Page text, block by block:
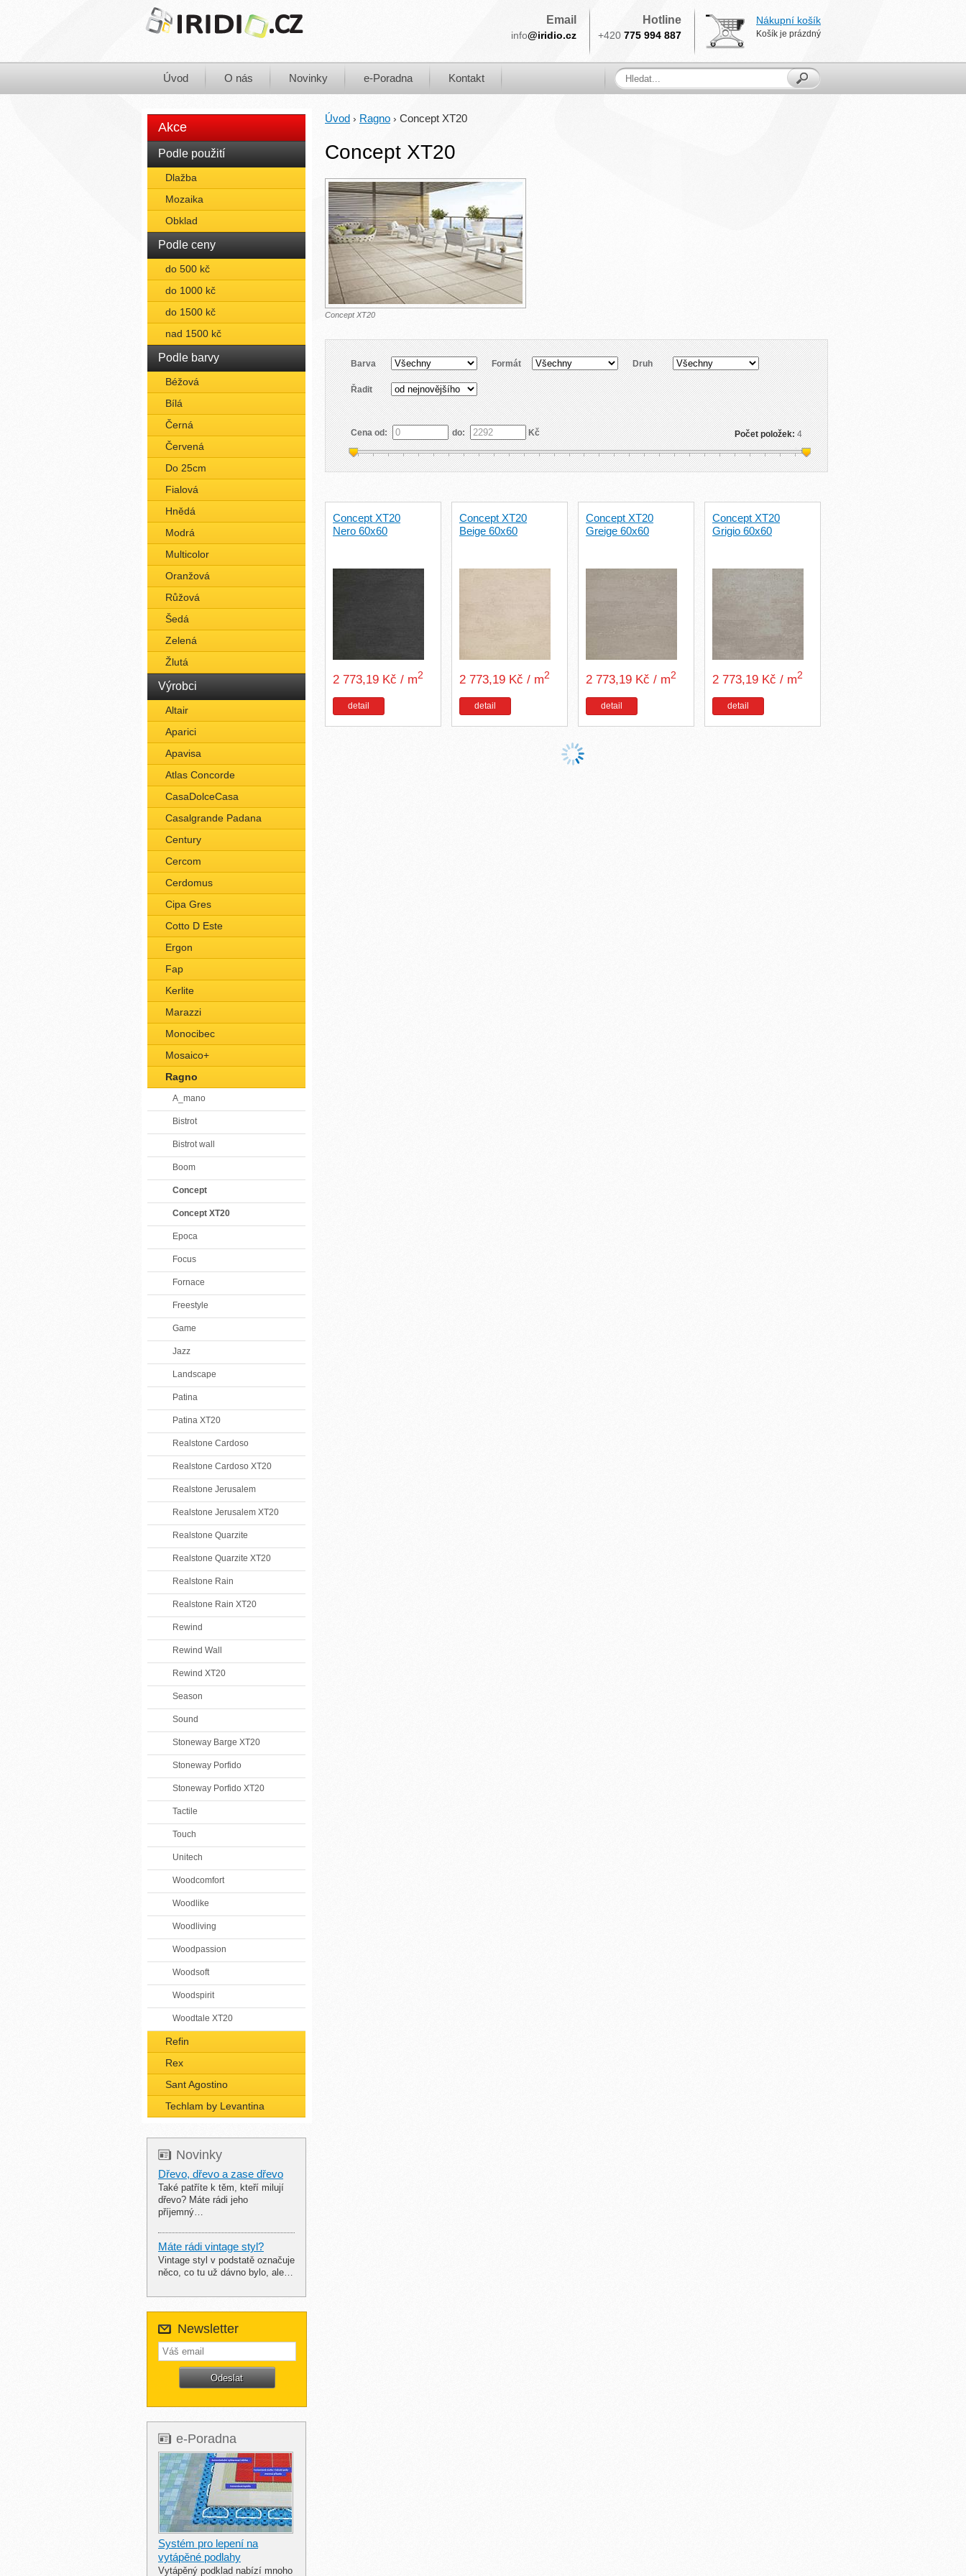
Email
info@iridio.cz
Hotline
+420 775 994 887
Nákupní košík
Košík je prázdný
Úvod O nás Novinky e-Poradna Kontakt
Akce
Podle použití
Dlažba
Mozaika
Obklad
Podle ceny
do 500 kč
do 1000 kč
do 1500 kč
nad 1500 kč
Podle barvy
Béžová
Bílá
Černá
Červená
Do 25cm
Fialová
Hnědá
Modrá
Multicolor
Oranžová
Růžová
Šedá
Zelená
Žlutá
Výrobci
Altair
Aparici
Apavisa
Atlas Concorde
CasaDolceCasa
Casalgrande Padana
Century
Cercom
Cerdomus
Cipa Gres
Cotto D Este
Ergon
Fap
Kerlite
Marazzi
Monocibec
Mosaico+
Ragno
A_mano
Bistrot
Bistrot wall
Boom
Concept
Concept XT20
Epoca
Focus
Fornace
Freestyle
Game
Jazz
Landscape
Patina
Patina XT20
Realstone Cardoso
Realstone Cardoso XT20
Realstone Jerusalem
Realstone Jerusalem XT20
Realstone Quarzite
Realstone Quarzite XT20
Realstone Rain
Realstone Rain XT20
Rewind
Rewind Wall
Rewind XT20
Season
Sound
Stoneway Barge XT20
Stoneway Porfido
Stoneway Porfido XT20
Tactile
Touch
Unitech
Woodcomfort
Woodlike
Woodliving
Woodpassion
Woodsoft
Woodspirit
Woodtale XT20
Refin
Rex
Sant Agostino
Techlam by Levantina
Novinky
Dřevo, dřevo a zase dřevo
Také patříte k těm, kteří milují
dřevo? Máte rádi jeho
příjemný…
Máte rádi vintage styl?
Vintage styl v podstatě označuje
něco, co tu už dávno bylo, ale…
Newsletter
e-Poradna
Systém pro lepení na
vytápěné podlahy
Vytápěný podklad nabízí mnoho
Úvod › Ragno › Concept XT20
Concept XT20
Concept XT20
Barva Formát Druh
Řadit
Cena od: do: Kč Počet položek:4
Concept XT20
Nero 60x60
2 773,19 Kč / m2
detail
Concept XT20
Beige 60x60
2 773,19 Kč / m2
detail
Concept XT20
Greige 60x60
2 773,19 Kč / m2
detail
Concept XT20
Grigio 60x60
2 773,19 Kč / m2
detail